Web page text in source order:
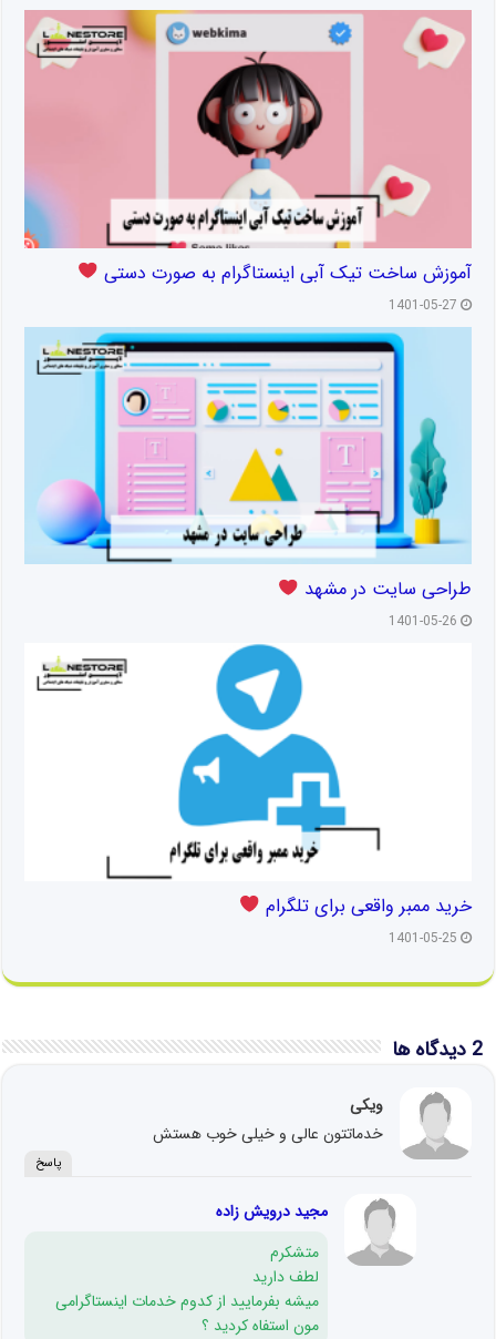
آموزش ساخت تیک آبی اینستاگرام به صورت دستی
1401-05-27
طراحی سایت در مشهد
1401-05-26
خرید ممبر واقعی برای تلگرام
1401-05-25
2 دیدگاه ها
ویکی
خدماتتون عالی و خیلی خوب هستش
پاسخ
مجید درویش زاده
متشکرم
لطف دارید
میشه بفرمایید از کدوم خدمات اینستاگرامی
مون استفاه کردید ؟